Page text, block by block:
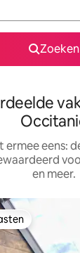
Zoeken
ermee eens:
en meer.